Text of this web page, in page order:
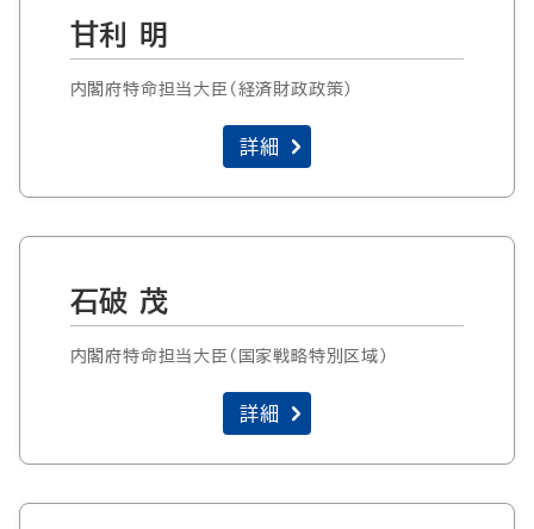
甘利 明
内閣府特命担当大臣（経済財政政策）
詳細
石破 茂
内閣府特命担当大臣（国家戦略特別区域）
詳細